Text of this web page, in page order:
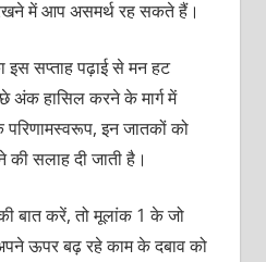
में आप असमर्थ रह सकते हैं।
इस सप्ताह पढ़ाई से मन हट
हासिल करने के मार्ग में
इन जातकों को
की सलाह दी जाती है।
बात करें, तो मूलांक 1 के जो
ऊपर बढ़ रहे काम के दबाव को